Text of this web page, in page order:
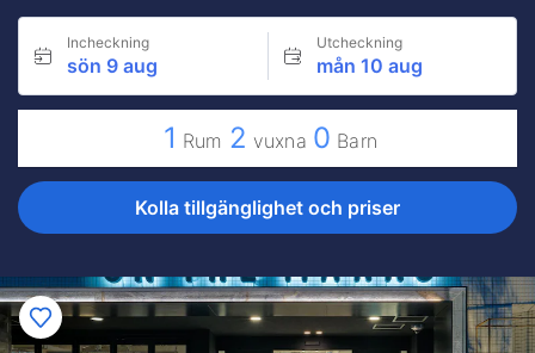
Incheckning
sön 9 aug
Utcheckning
mån 10 aug
1 Rum 2 vuxna 0 Barn
Kolla tillgänglighet och priser